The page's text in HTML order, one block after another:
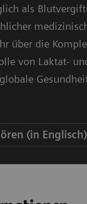
als
über die
von Laktat-
(in Englisch)